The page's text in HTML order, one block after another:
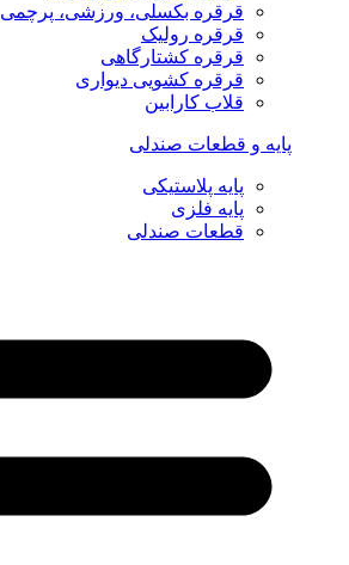
قرقره بکسلی، ورزشی، پرچمی
قرقره رولیک
قرقره کشتارگاهی
قرقره کشویی دیواری
قلاب کارابین
پایه و قطعات صندلی
پایه پلاستیکی
پایه فلزی
قطعات صندلی